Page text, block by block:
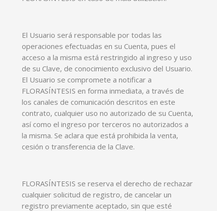
El Usuario será responsable por todas las
operaciones efectuadas en su Cuenta, pues el
acceso a la misma está restringido al ingreso y uso
de su Clave, de conocimiento exclusivo del Usuario.
El Usuario se compromete a notificar a
FLORASÍNTESIS en forma inmediata, a través de
los canales de comunicación descritos en este
contrato, cualquier uso no autorizado de su Cuenta,
así como el ingreso por terceros no autorizados a
la misma. Se aclara que está prohibida la venta,
cesión o transferencia de la Clave.
FLORASÍNTESIS se reserva el derecho de rechazar
cualquier solicitud de registro, de cancelar un
registro previamente aceptado, sin que esté